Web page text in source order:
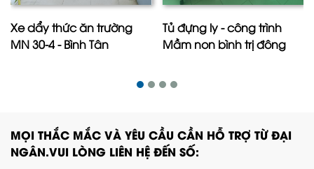
Xe dẩy thức ăn trường
MN 30-4 - Bình Tân
Tủ đựng ly - công trình
Mầm non bình trị đông
MỌI THẮC MẮC VÀ YÊU CẦU CẦN HỖ TRỢ TỪ ĐẠI
NGÂN.VUI LÒNG LIÊN HỆ ĐẾN SỐ: